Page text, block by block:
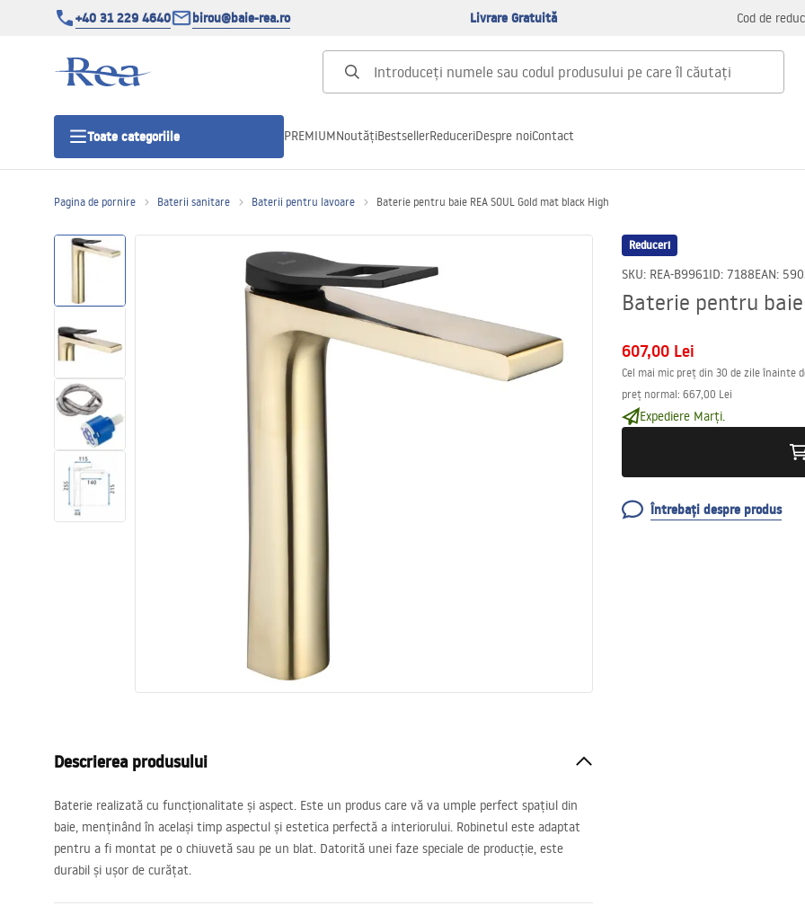
+40 31 229 4640 birou@baie-rea.ro Livrare Gratuită Cod de
Toate categoriile
Rigole Liniare
Vase WC si Bideuri
Lavoare
Cazi cu paravane
PREMIUMNoutățiBestsellerReduceriDespre noiContact
Pagina de pornire Baterii sanitare Baterii pentru lavoare Baterie pentru baie REA SOUL Gold mat black High
Reduceri
SKU: REA-B9961ID: 7188EAN:
Baterie pentru baie
607,00 Lei
Cel mai mic preț din 30 de zile înainte
preț normal: 667,00 Lei
Expediere Marți.
Întrebați despre produs
Descrierea produsului
Baterie realizată cu funcționalitate și aspect. Este un produs care vă va umple perfect spațiul din
baie, menținând în același timp aspectul și estetica perfectă a interiorului. Robinetul este adaptat
pentru a fi montat pe o chiuvetă sau pe un blat. Datorită unei faze speciale de producție, este
durabil și ușor de curățat.